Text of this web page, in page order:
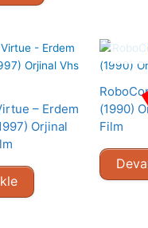
– Erdem
Orjinal
(1990)
Film